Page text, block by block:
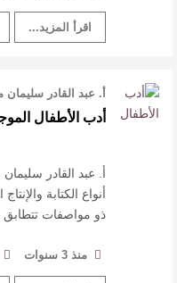
اقرأ المزيد...
أ. عبد القادر
الكتابة والإنتاج
أدب الأطفال
أ. عبد القادر
أنواع الكتابة
ذو مواصفات تتطابق
منذ 3 سنوات